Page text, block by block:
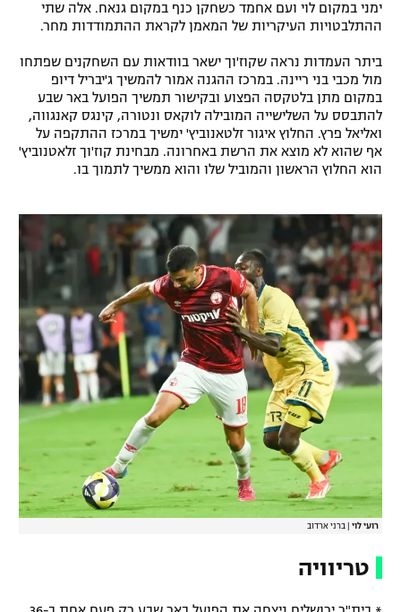
הצטרפות לחבילת הערוצים
לוח דרושים – ג'ובנט
תגיות
המגזין
ימני במקום לוי ועם אחמד כשחקן כנף במקום גנאח. אלה שתי
ההתלבטויות העיקריות של המאמן לקראת ההתמודדות מחר.
ביתר העמדות נראה שקוז'וך ישאר בוודאות עם השחקנים שפתחו
מול מכבי בני ריינה. במרכז ההגנה אמור להמשיך ג'יבריל דיופ
במקום מתן בלטקסה הפצוע ובקישור תמשיך הפועל באר שבע
להתבסס על השלישייה המובילה לוקאס ונטורה, קינגס קאנגווה,
ואליאל פרץ. החלוץ איגור זלטאנוביץ' ימשיך במרכז ההתקפה על
אף שהוא לא מוצא את הרשת באחרונה. מבחינת קוז'וך זלאטנוביץ'
הוא החלוץ הראשון והמוביל שלו והוא ממשיך לתמוך בו.
רועי לוי ברני ארדוב
טריוויה